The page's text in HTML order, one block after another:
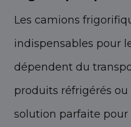
Les camions
indispensables pour
dépendent du
produits réfrigérés ou
solution parfaite